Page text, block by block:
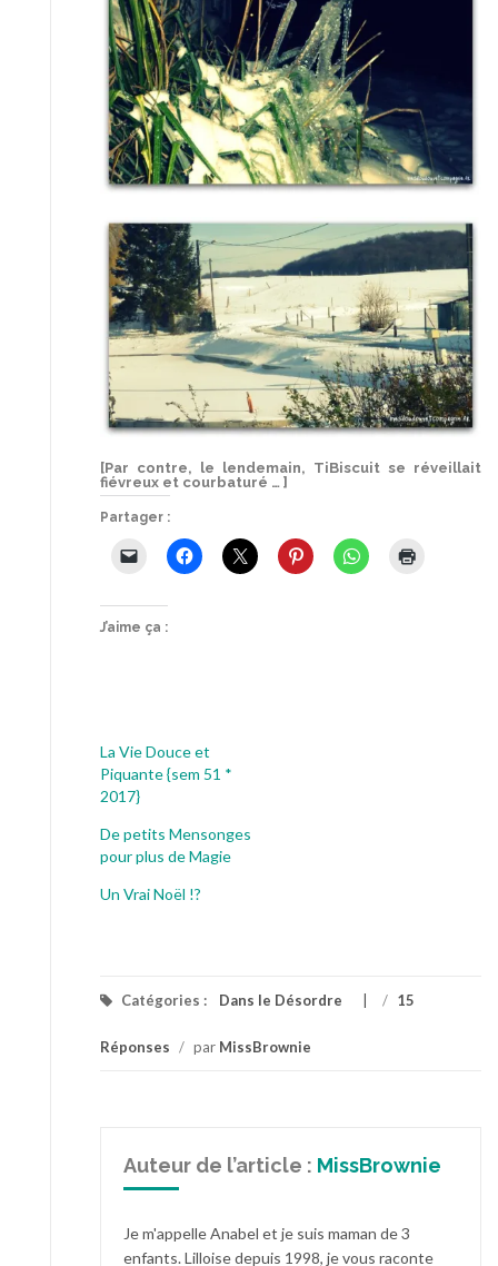
[Par contre, le lendemain, TiBiscuit se réveillait
fiévreux et courbaturé … ]
Partager :
J’aime ça :
La Vie Douce et
Piquante {sem 51 *
2017}
De petits Mensonges
pour plus de Magie
Un Vrai Noël !?
Catégories : Dans le Désordre / 15
Réponses / par MissBrownie
Auteur de l’article : MissBrownie
Je m'appelle Anabel et je suis maman de 3
enfants. Lilloise depuis 1998, je vous raconte